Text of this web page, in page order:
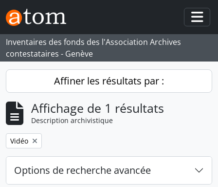
Skip to main content
Inventaires des fonds des l'Association Archives
contestataires - Genève
Affiner les résultats par :
Affichage de 1 résultats
Description archivistique
Remove filter:
Vidéo
Options de recherche avancée